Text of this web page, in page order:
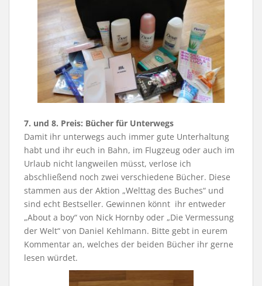
7. und 8. Preis: Bücher für Unterwegs
Damit ihr unterwegs auch immer gute Unterhaltung
habt und ihr euch in Bahn, im Flugzeug oder auch im
Urlaub nicht langweilen müsst, verlose ich
abschließend noch zwei verschiedene Bücher. Diese
stammen aus der Aktion „Welttag des Buches“ und
sind echt Bestseller. Gewinnen könnt ihr entweder
„About a boy“ von Nick Hornby oder „Die Vermessung
der Welt“ von Daniel Kehlmann. Bitte gebt in eurem
Kommentar an, welches der beiden Bücher ihr gerne
lesen würdet.